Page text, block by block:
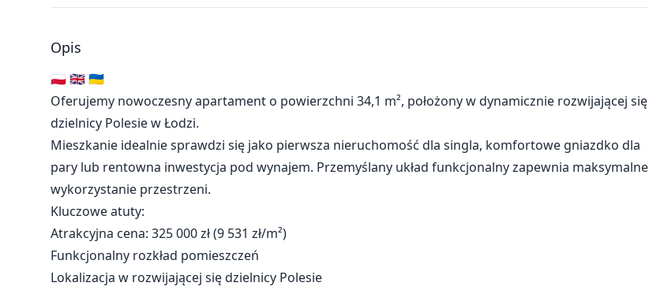
Opis
🇵🇱 🇬🇧 🇺🇦
Oferujemy nowoczesny apartament o powierzchni 34,1 m², położony w dynamicznie rozwijającej się
dzielnicy Polesie w Łodzi.
Mieszkanie idealnie sprawdzi się jako pierwsza nieruchomość dla singla, komfortowe gniazdko dla
pary lub rentowna inwestycja pod wynajem. Przemyślany układ funkcjonalny zapewnia maksymalne
wykorzystanie przestrzeni.
Kluczowe atuty:
Atrakcyjna cena: 325 000 zł (9 531 zł/m²)
Funkcjonalny rozkład pomieszczeń
Lokalizacja w rozwijającej się dzielnicy Polesie